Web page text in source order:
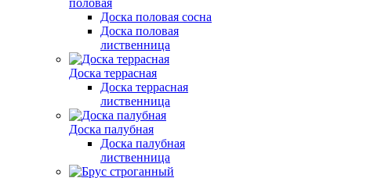
половая
Доска половая сосна
Доска половая
лиственница
Доска террасная
Доска террасная
лиственница
Доска палубная
Доска палубная
лиственница